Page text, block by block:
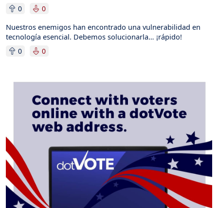
0 0
Nuestros enemigos han encontrado una vulnerabilidad en
tecnología esencial. Debemos solucionarla… ¡rápido!
0 0